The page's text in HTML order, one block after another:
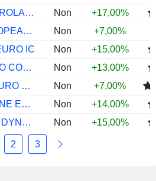
DPAM B EQUITIES EUROLAND SUST F CAP
Non
+17,00%
AAF-CANDRIAM EUROPEAN EQUITIES AEUR
Non
+7,00%
IC
Non
+15,00%
AMUNDI EQUITY EURO CONSERVATIVE Z C
Non
+13,00%
CANDRIAM SST EQ EURO Z ACC 
Non
+7,00%
EXANE FUNDS 2 EXANE EQTY SELECT EUROPE S
Non
+14,00%
FIDELITY EUROPEAN DYNAMIC GR I-ACC-EUR
Non +15,00%
2 3